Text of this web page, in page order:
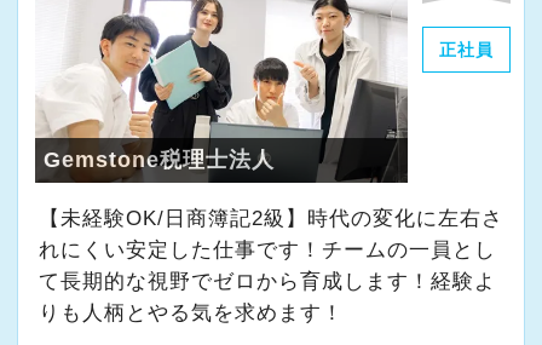
てる仕事をしていきませんか。
★事務所の理念★
～事業の発展に寄与するために、公正で健全な
会計・税務を通じて、貢献できる価値を提供
し、人生豊かで幸せになるための力となること
～
当事務所では、経営者やそこで働く社員の皆さ
まがより良い未来を実現できるよう、日々業務
に取り組んでいます。
正社員
Gemstone税理士法人
【未経験OK/日商簿記2級】時代の変化に左右さ
れにくい安定した仕事です！チームの一員とし
て⻑期的な視野でゼロから育成します！経験よ
りも人柄とやる気を求めます！